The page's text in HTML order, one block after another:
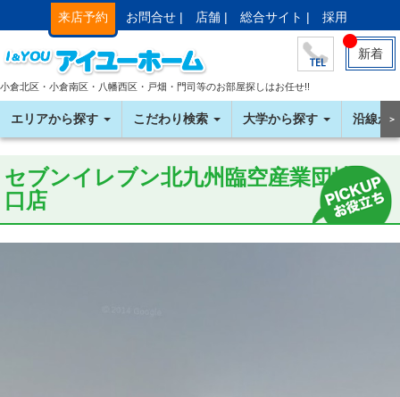
来店予約 お問合せ | 店舗 | 総合サイト | 採用
新着
小倉北区・小倉南区・八幡西区・戸畑・門司等のお部屋探しはお任せ!!
エリアから探す こだわり検索 大学から探す 沿線か＞
セブンイレブン北九州臨空産業団地入
口店